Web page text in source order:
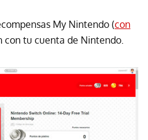
My Nintendo (con
con tu cuenta de Nintendo.